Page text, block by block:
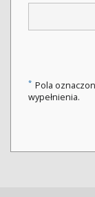
* Pola
wypełnienia.